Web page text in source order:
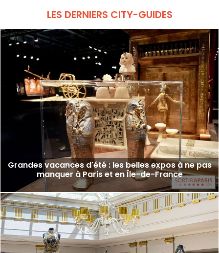
Dôme, qui saura séduire petits et grands.
LES DERNIERS CITY-GUIDES
Grandes vacances d'été : les belles expos à ne pas
manquer à Paris et en Île-de-France